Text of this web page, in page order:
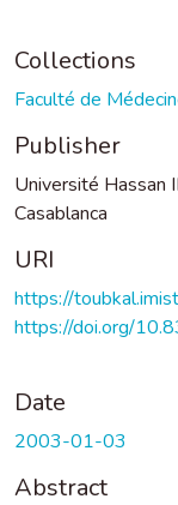
Collections
Faculté de
Publisher
Université Hassan
Casablanca
URI
https://
https://doi.org/
Date
2003-01-03
Abstract